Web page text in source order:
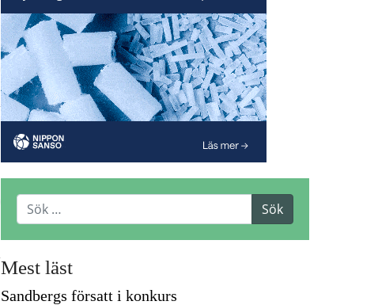
Mest läst
Sandbergs försatt i konkurs